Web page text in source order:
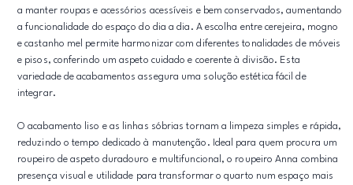
a manter roupas e acessórios acessíveis e bem conservados, aumentando
a funcionalidade do espaço do dia a dia. A escolha entre cerejeira, mogno
e castanho mel permite harmonizar com diferentes tonalidades de móveis
e pisos, conferindo um aspeto cuidado e coerente à divisão. Esta
variedade de acabamentos assegura uma solução estética fácil de
integrar.
O acabamento liso e as linhas sóbrias tornam a limpeza simples e rápida,
reduzindo o tempo dedicado à manutenção. Ideal para quem procura um
roupeiro de aspeto duradouro e multifuncional, o roupeiro Anna combina
presença visual e utilidade para transformar o quarto num espaço mais